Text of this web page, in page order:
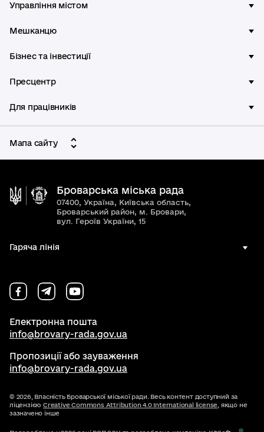
Управління містом
Мешканцю
Бізнес та інвестиції
Пресцентр
Для працівників
Мапа сайту
Броварська міська рада
07400, Україна, Київська область,
Броварський район, м. Бровари,
вул. Героїв України, 15
Гаряча лінія
Електронна пошта
info@brovary-rada.gov.ua
Пропозиції або зауваження
info@brovary-rada.gov.ua
© 2026, Власність Броварської міської ради. Весь контент доступний за
ліцензією Creative Commons Attribution 4.0 International license , якщо не
зазначено інше